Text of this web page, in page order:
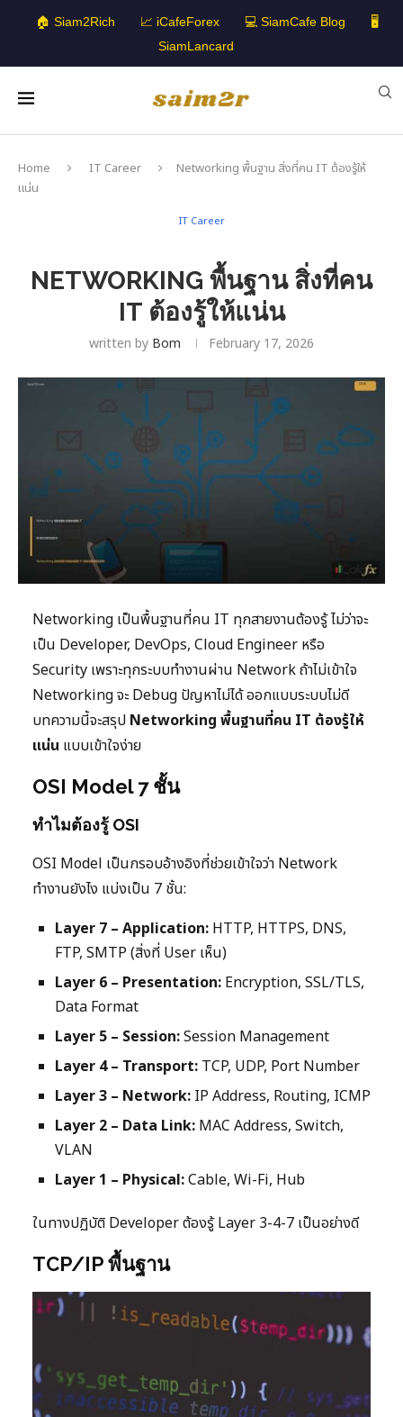
🏠 Siam2Rich 📈 iCafeForex 💻 SiamCafe Blog
🖥️
SiamLancard
Home IT Career
Networking พื้นฐาน สิ่งที่คน IT ต้องรู้ให้
แน่น
IT Career
NETWORKING พื้นฐาน สิ่งที่คน
IT ต้องรู้ให้แน่น
written by Bom February 17, 2026
Networking เป็นพื้นฐานที่คน IT ทุกสายงานต้องรู้ ไม่ว่าจะ
เป็น Developer, DevOps, Cloud Engineer หรือ
Security เพราะทุกระบบทำงานผ่าน Network ถ้าไม่เข้าใจ
Networking จะ Debug ปัญหาไม่ได้ ออกแบบระบบไม่ดี
บทความนี้จะสรุป Networking พื้นฐานที่คน IT ต้องรู้ให้
แน่น แบบเข้าใจง่าย
OSI Model 7 ชั้น
ทำไมต้องรู้ OSI
OSI Model เป็นกรอบอ้างอิงที่ช่วยเข้าใจว่า Network
ทำงานยังไง แบ่งเป็น 7 ชั้น:
Layer 7 – Application: HTTP, HTTPS, DNS,
FTP, SMTP (สิ่งที่ User เห็น)
Layer 6 – Presentation: Encryption, SSL/TLS,
Data Format
Layer 5 – Session:Session Management
Layer 4 – Transport: TCP, UDP, Port Number
Layer 3 – Network: IP Address, Routing, ICMP
Layer 2 – Data Link: MAC Address, Switch,
VLAN
Layer 1 – Physical:Cable, Wi-Fi, Hub
ในทางปฏิบัติ Developer ต้องรู้ Layer 3-4-7 เป็นอย่างดี
TCP/IP พื้นฐาน